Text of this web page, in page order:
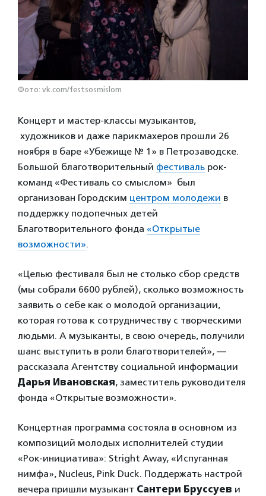
Фото: vk.com/festsosmislom
Концерт и мастер-классы музыкантов,
художников и даже парикмахеров прошли 26
ноября в баре «Убежище № 1» в Петрозаводске.
Большой благотворительный фестиваль рок-
команд «Фестиваль со смыслом» был
организован Городским центром молодежи в
поддержку подопечных детей
Благотворительного фонда «Открытые
возможности».
«Целью фестиваля был не столько сбор средств
(мы собрали 6600 рублей), сколько возможность
заявить о себе как о молодой организации,
которая готова к сотрудничеству с творческими
людьми. А музыканты, в свою очередь, получили
шанс выступить в роли благотворителей», —
рассказала Агентству социальной информации
Дарья Ивановская, заместитель руководителя
фонда «Открытые возможности».
Концертная программа состояла в основном из
композиций молодых исполнителей студии
«Рок-инициатива»: Stright Away, «Испуганная
нимфа», Nucleus, Pink Duck. Поддержать настрой
вечера пришли музыкант Сантери Бруссуев и